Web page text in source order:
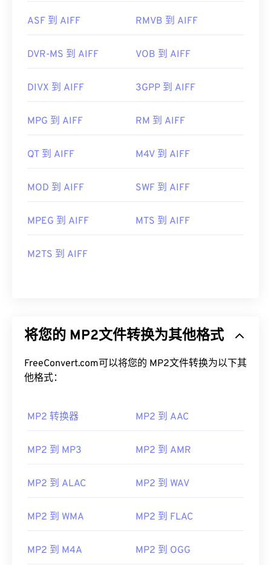
ASF 到 AIFF RMVB 到 AIFF
DVR-MS 到 AIFF VOB 到 AIFF
DIVX 到 AIFF 3GPP 到 AIFF
MPG 到 AIFF RM 到 AIFF
QT 到 AIFF M4V 到 AIFF
MOD 到 AIFF SWF 到 AIFF
MPEG 到 AIFF MTS 到 AIFF
M2TS 到 AIFF
将您的 MP2文件转换为其他格式
FreeConvert.com可以将您的 MP2文件转换为以下其
他格式：
MP2 转换器 MP2 到 AAC
MP2 到 MP3 MP2 到 AMR
MP2 到 ALAC MP2 到 WAV
MP2 到 WMA MP2 到 FLAC
MP2 到 M4A MP2 到 OGG